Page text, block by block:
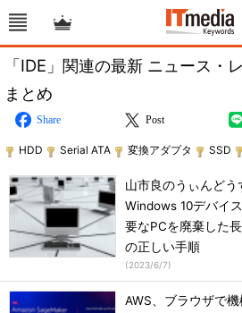
「IDE」関連の最新 ニュース・
まとめ
Share Post
HDD Serial ATA 変換アダプタ SSD
山市良のうぃんど
Windows 10デバイ
要なPCを廃棄した
の正しい手順
(2023/6/7)
AWS、ブラウザで